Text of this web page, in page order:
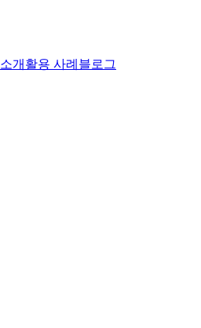
소개 활용 사례 블로그